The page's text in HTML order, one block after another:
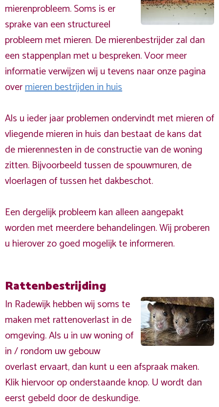
mierenprobleem. Soms is er
sprake van een structureel
probleem met mieren. De mierenbestrijder zal dan
een stappenplan met u bespreken. Voor meer
informatie verwijzen wij u tevens naar onze pagina
overmieren bestrijden in huis
Als u ieder jaar problemen ondervindt met mieren of
vliegende mieren in huis dan bestaat de kans dat
de mierennesten in de constructie van de woning
zitten. Bijvoorbeeld tussen de spouwmuren, de
vloerlagen of tussen het dakbeschot.
Een dergelijk probleem kan alleen aangepakt
worden met meerdere behandelingen. Wij proberen
u hierover zo goed mogelijk te informeren.
Rattenbestrijding
In Radewijk hebben wij soms te
maken met rattenoverlast in de
omgeving. Als u in uw woning of
in / rondom uw gebouw
overlast ervaart, dan kunt u een afspraak maken.
Klik hiervoor op onderstaande knop. U wordt dan
eerst gebeld door de deskundige.